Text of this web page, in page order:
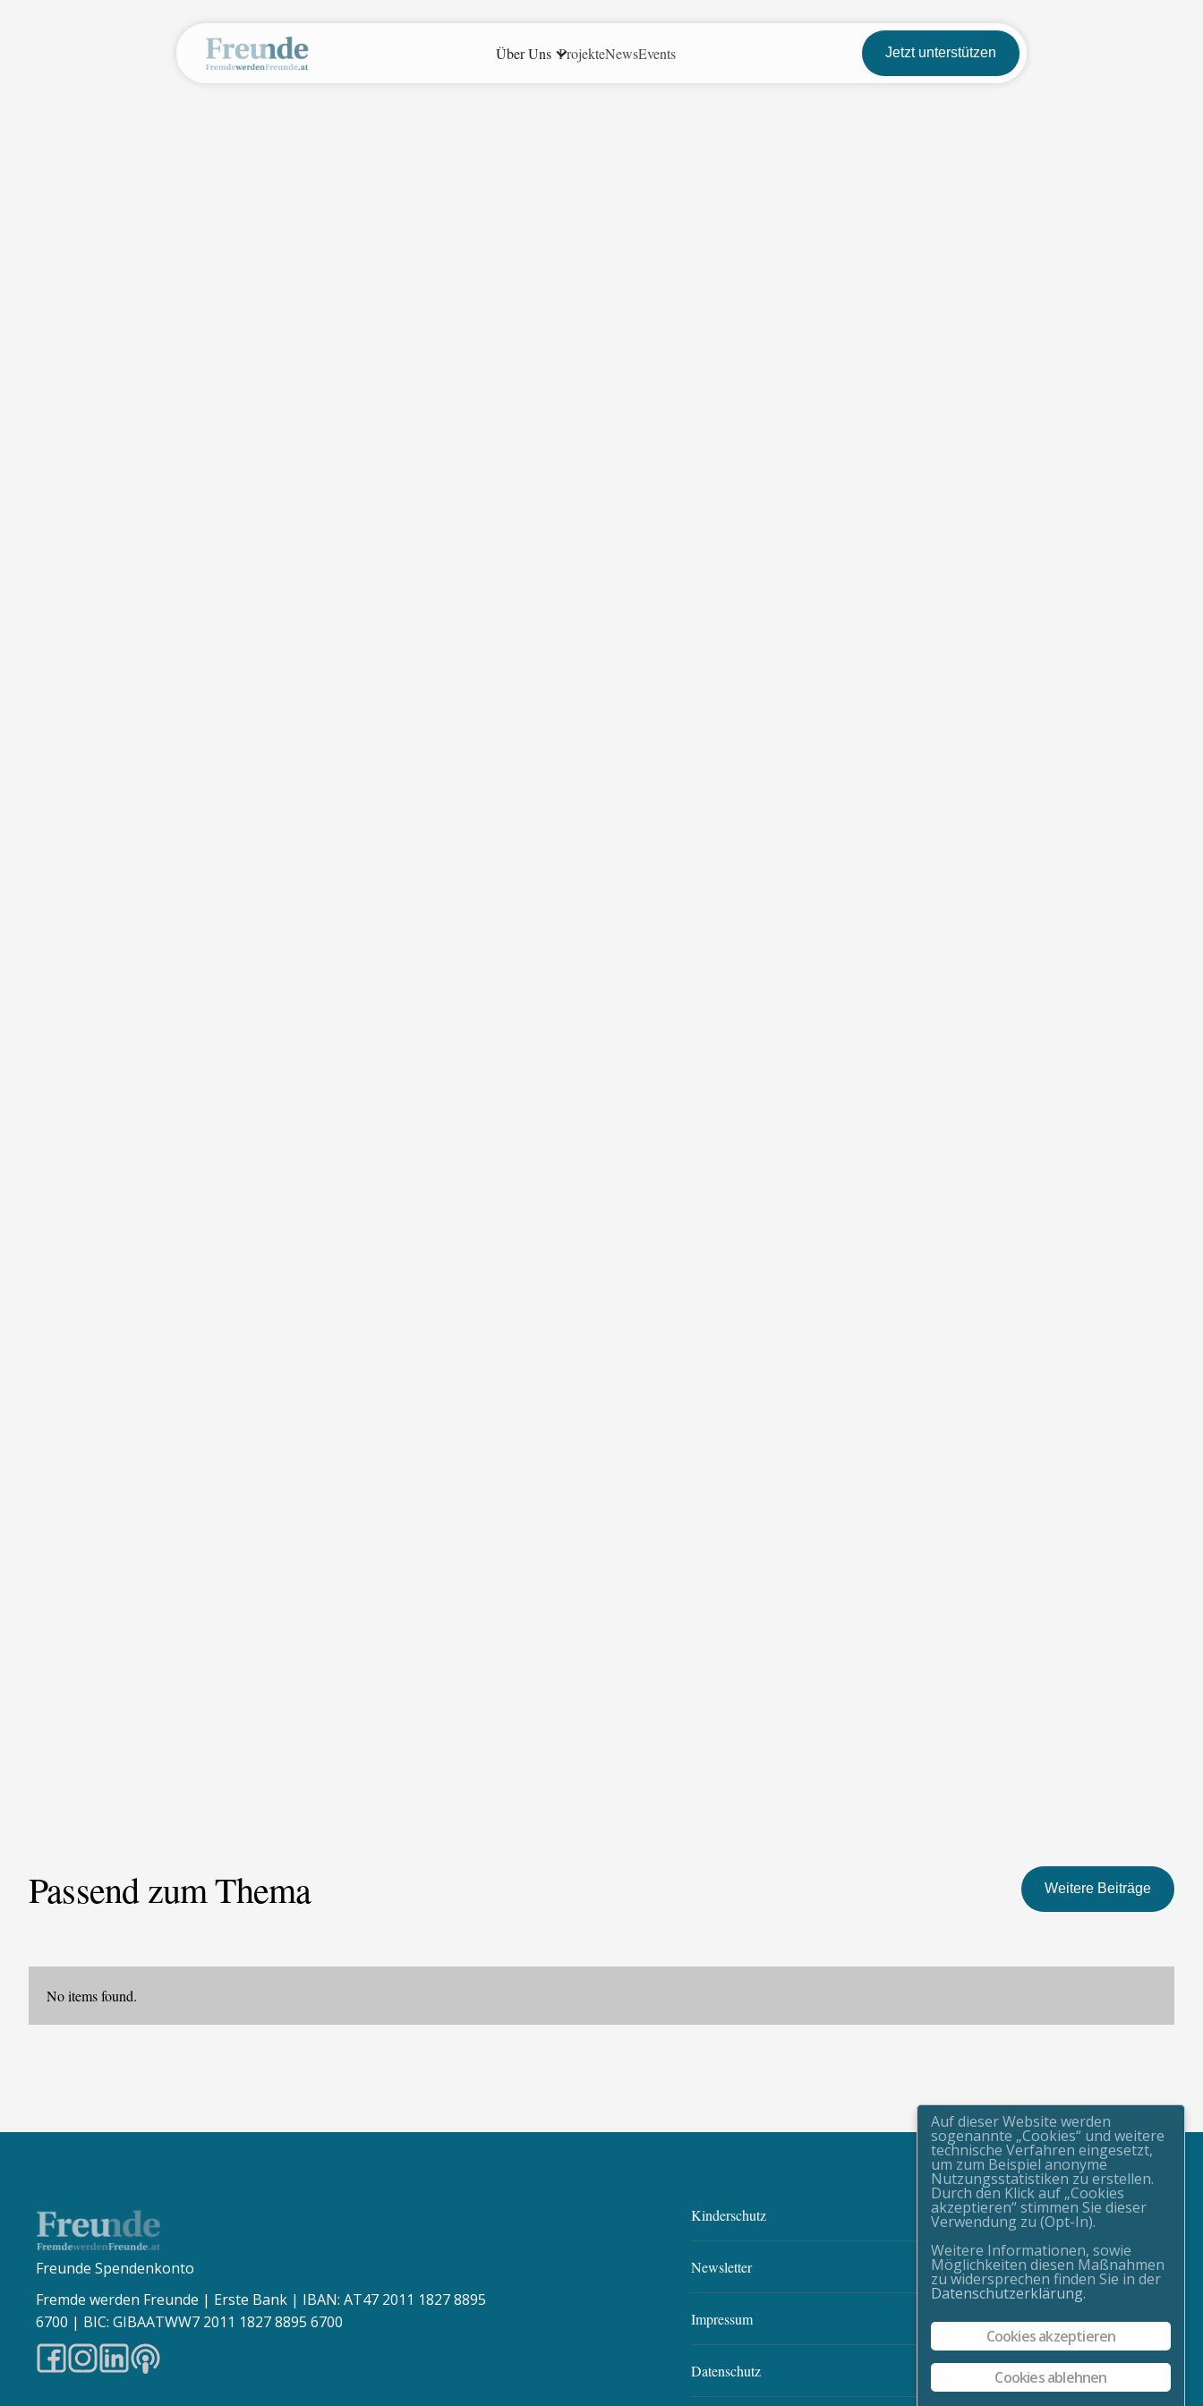
Über Uns ProjekteNewsEvents Jetzt unterstützen
Passend zum Thema Weitere Beiträge
No items found.
Freunde Spendenkonto
Fremde werden Freunde | Erste Bank | IBAN: AT47 2011 1827 8895
6700 | BIC: GIBAATWW7 2011 1827 8895 6700
Kinderschutz
Newsletter
Impressum
Datenschutz
Auf dieser Website werden
sogenannte „Cookies“ und weitere
technische Verfahren eingesetzt,
um zum Beispiel anonyme
Nutzungsstatistiken zu erstellen.
Durch den Klick auf „Cookies
akzeptieren“ stimmen Sie dieser
Verwendung zu (Opt-In).
Weitere Informationen, sowie
Möglichkeiten diesen Maßnahmen
zu widersprechen finden Sie in der
Datenschutzerklärung.
Cookies akzeptieren
Cookies ablehnen